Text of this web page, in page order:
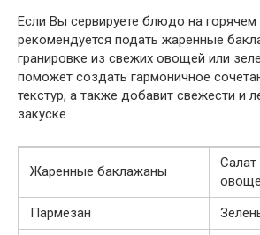
Если Вы сервируете блюдо на горячем
рекомендуется подать жаренные
гранировке из свежих овощей или
поможет создать гармоничное
текстур, а также добавит свежести и
закуске.
Жаренные баклажаны
Салат
Пармезан